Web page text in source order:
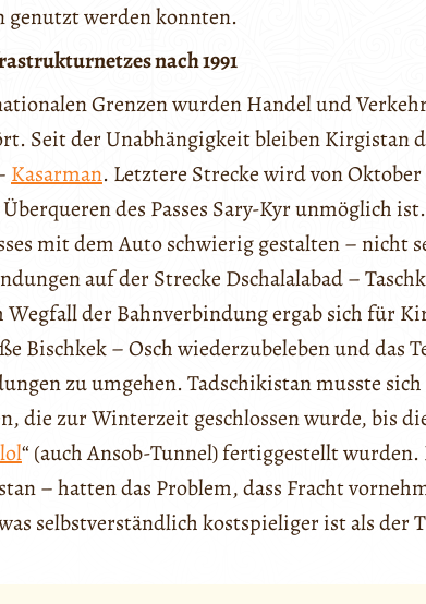
genutzt werden konnten.
nach 1991
Grenzen wurden Handel und
Seit der Unabhängigkeit bleiben Kirgistan
Kasarman. Letztere Strecke wird von
des Passes Sary-Kyr unmöglich
mit dem Auto schwierig gestalten – nicht
auf der Strecke Dschalalabad –
Wegfall der Bahnverbindung ergab sich für
Bischkek – Osch wiederzubeleben und das
zu umgehen. Tadschikistan musste sich
die zur Winterzeit geschlossen wurde, bis
“ (auch Ansob-Tunnel) fertiggestellt wurden.
– hatten das Problem, dass Fracht
selbstverständlich kostspieliger ist als der